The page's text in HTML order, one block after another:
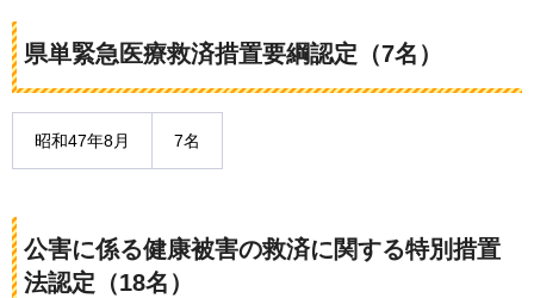
県単緊急医療救済措置要綱認定（7名）
昭和47年8月 7名
公害に係る健康被害の救済に関する特別措置
法認定（18名）